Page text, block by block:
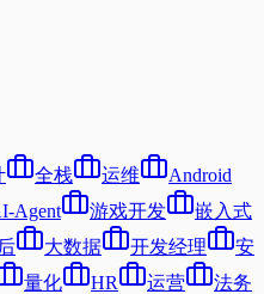
全栈 运维
Android
Agent 游戏开发
嵌入式
大数据 开发经理
安
量化 HR 运营
法务